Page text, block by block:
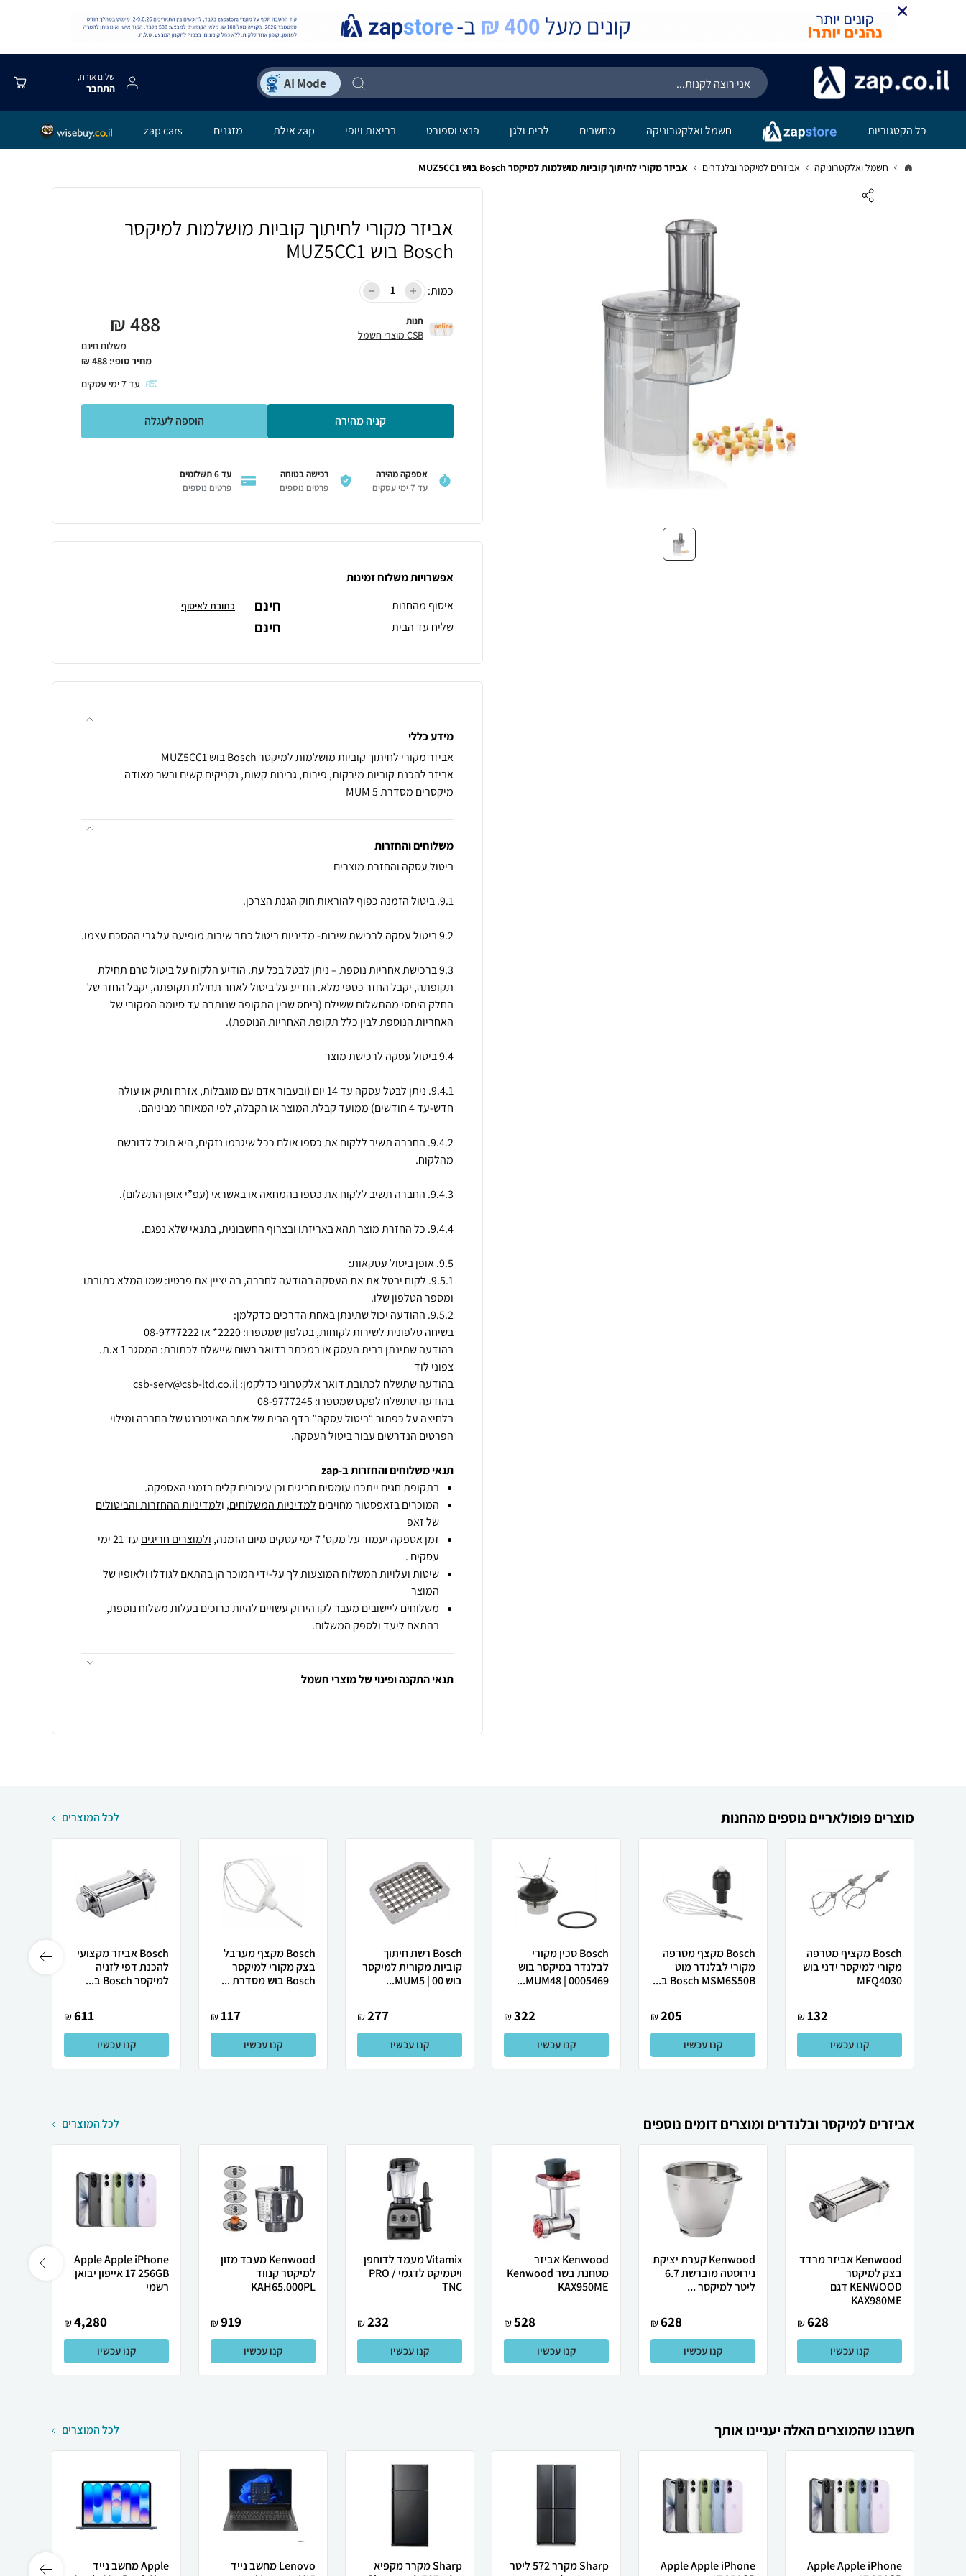
שלום אורח,
התחבר
כל הקטגוריות חשמל ואלקטרוניקה מחשבים לבית ולגן פנאי וספורט בריאות ויופי zap אילת מזגנים zap cars
חשמל ואלקטרוניקה אביזרים למיקסר ובלנדרים אביזר מקורי לחיתוך קוביות מושלמות למיקסר Bosch בוש MUZ5CC1
אביזר מקורי לחיתוך קוביות מושלמות למיקסר
Bosch בוש MUZ5CC1
כמות:
חנות
CSB מוצרי חשמל 488
₪
משלוח חינם
מחיר סופי: 488
₪
עד7ימי עסקים
קניה מהירה הוספה לעגלה
אספקה מהירה
עד 7 ימי עסקים
רכישה בטוחה
פרטים נוספים
עד 6 תשלומים
פרטים נוספים
אפשרויות משלוח זמינות
איסוף מהחנות
חינם כתובת לאיסוף
שליח עד הבית חינם
מידע כללי
מיקסרים מסדרת MUM 5
משלוחים והחזרות
9.3 ברכישת אחריות נוספת – ניתן לבטל בכל עת. הודיע הלקוח על ביטול טרם תחילת
תקופתה, יקבל החזר כספי מלא. הודיע על ביטול לאחר תחילת תקופתה, יקבל החזר של
החלק היחסי מהתשלום ששילם (ביחס שבין התקופה שנותרה עד סיומה המקורי של
9.4.1. ניתן לבטל עסקה עד 14 יום (ובעבור אדם עם מוגבלות, אזרח ותיק או עולה
9.4.2. החברה תשיב ללקוח את כספו אולם ככל שיגרמו נזקים, היא תוכל לדורשם
9.5.1. לקוח יבטל את את העסקה בהודעה לחברה, בה יציין את פרטיו: שמו המלא כתובתו
בהודעה שתינתן בבית העסק או במכתב בדואר רשום שיישלח לכתובת: המסגר 1 א.ת.
בלחיצה על כפתור “ביטול עסקה” בדף הבית של אתר האינטרנט של החברה ומילוי
הפרטים הנדרשים עבור ביטול העסקה.
תנאי משלוחים והחזרות ב-zap
בתקופת חגים ייתכנו עומסים חריגים וכן עיכובים קלים בזמני האספקה.
המוכרים בזאפסטור מחויבים למדיניות המשלוחים, ולמדיניות ההחזרות והביטולים
של זאפ
זמן אספקה יעמוד על מקס' 7 ימי עסקים מיום הזמנה,
ולמוצרים חריגים
עד 21 ימי
עסקים .
שיטות ועלויות המשלוח המוצעות לך על-ידי המוכר הן בהתאם לגודלו ולאופיו של
המוצר
משלוחים ליישובים מעבר לקו הירוק עשויים להיות כרוכים בעלות משלוח נוספת,
בהתאם ליעד ולספק המשלוח.
תנאי התקנה ופינוי של מוצרי חשמל
מוצרים פופולאריים נוספים מהחנות לכל המוצרים
Bosch מקציף מטרפה
מקורי למיקסר ידני בוש
MFQ4030
132
₪
קנו עכשיו
Bosch מקצף מטרפה
מקורי לבלנדר מוט
Bosch MSM6S50B ב...
205
₪
קנו עכשיו
Bosch סכין מקורי
לבלנדר במיקסר בוש
MUM48 | 0005469...
322
₪
קנו עכשיו
Bosch רשת חיתוך
קוביות מקורית למיקסר
בוש MUM5 | 00...
277
₪
קנו עכשיו
Bosch מקצף מערבל
בצק מקורי למיקסר
Bosch בוש מסדרת ...
117
₪
קנו עכשיו
Bosch אביזר מקצועי
להכנת דפי לזניה
למיקסר Bosch​ ב...
611
₪
קנו עכשיו
אביזרים למיקסר ובלנדרים ומוצרים דומים נוספים לכל המוצרים
Kenwood אביזר מרדד
בצק למיקסר
KENWOOD דגם
KAX980ME
628
₪
קנו עכשיו
Kenwood קערת יציקת
נירוסטה מוברשת 6.7
ליטר למיקסר ...
628
₪
קנו עכשיו
Kenwood אביזר
מטחנת בשר Kenwood
KAX950ME
528
₪
קנו עכשיו
Vitamix מעמד לדוחפן
ויטמיקס לדגמי PRO /
TNC
232
₪
קנו עכשיו
Kenwood מעבד מזון
למיקסר קנווד
KAH65.000PL
919
₪
קנו עכשיו
Apple Apple iPhone
17 256GB אייפון יבואן
רשמי
4,280
₪
קנו עכשיו
חשבנו שהמוצרים האלה יעניינו אותך לכל המוצרים
Apple Apple iPhone
Apple Apple iPhone
Sharp מקרר 572 ליטר
Sharp מקרר מקפיא
Lenovo מחשב נייד
Apple מחשב נייד